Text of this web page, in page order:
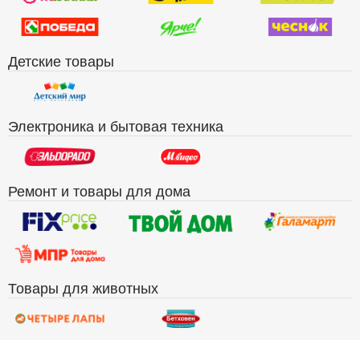
Детские товары
Электроника и бытовая техника
Ремонт и товары для дома
Товары для животных